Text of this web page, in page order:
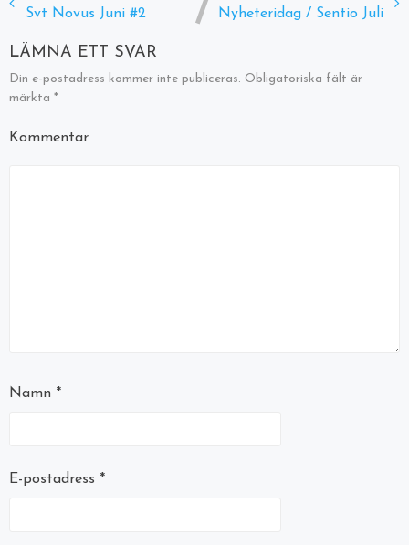
Svt Novus Juni #2
Nyheteridag / Sentio Juli
LÄMNA ETT SVAR
Din e-postadress kommer inte publiceras. Obligatoriska fält är
märkta *
Kommentar
Namn *
E-postadress *